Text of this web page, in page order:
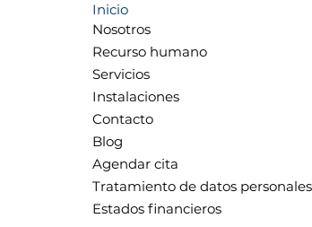
Inicio
Nosotros
Recurso humano
Servicios
Instalaciones
Contacto
Blog
Agendar cita
Tratamiento de datos personales
Estados financieros